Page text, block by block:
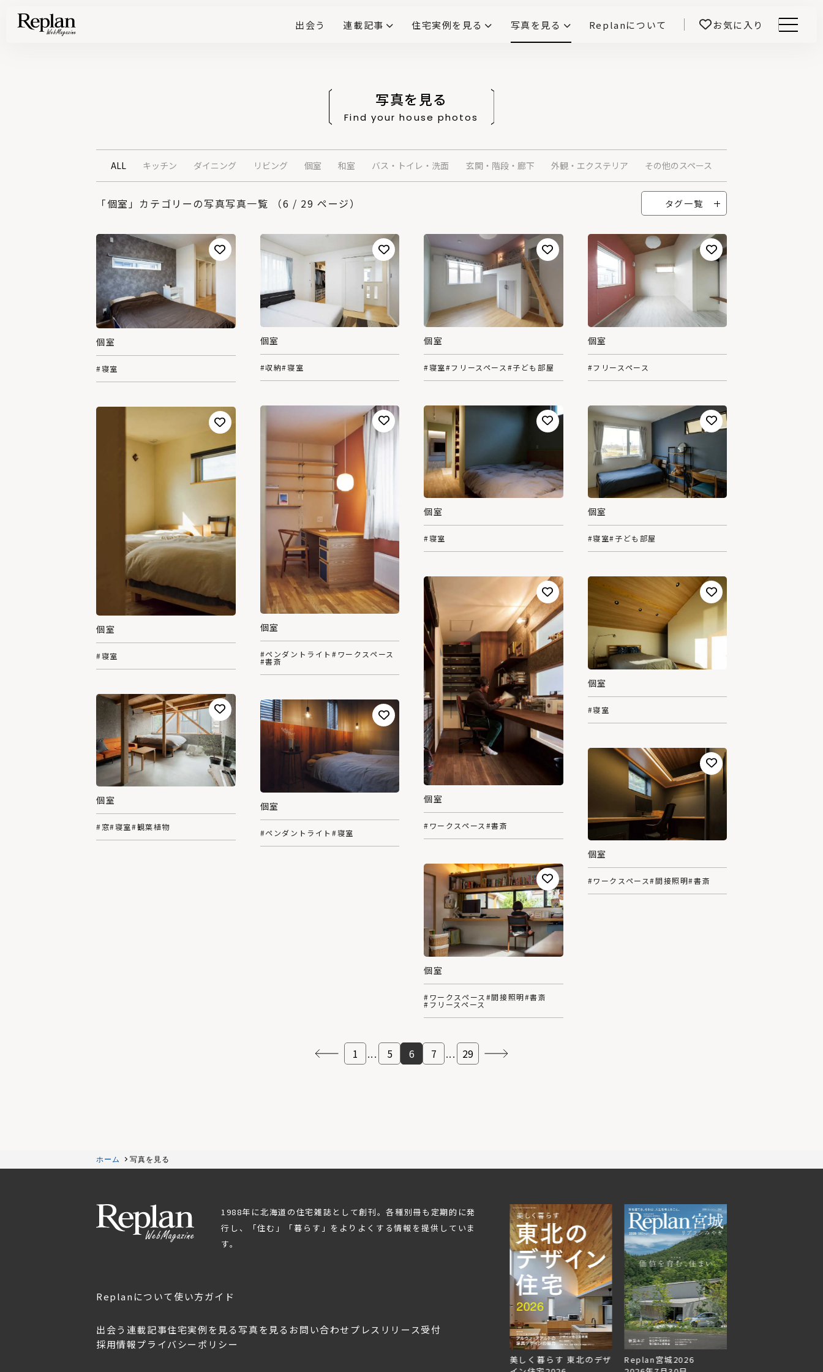
出会う 連載記事 住宅実例を見る 写真を見る Replanについて お気に入り
写真を見る
Find your house photos
ALL キッチン ダイニング リビング 個室 和室 バス・トイレ・洗面 玄関・階段・廊下 外観・エクステリア その他のスペース
「個室」カテゴリーの写真写真一覧 （6 / 29 ページ） タグ一覧
個室
#寝室
個室
#収納#寝室
個室
#寝室#フリースペース #子ども部屋
個室
#フリースペース
個室
#ペンダントライト #ワークスペース
#書斎
個室
#寝室
個室
#寝室#子ども部屋
個室
#寝室
個室
#ワークスペース #書斎
個室
#寝室
個室
#窓#寝室#観葉植物
個室
#ペンダントライト #寝室
個室
#ワークスペース#間接照明#書斎
個室
#ワークスペース #間接照明#書斎
#フリースペース
1 ... 5 6 7 ... 29
ホーム 写真を見る
1988年に北海道の住宅雑誌として創刊。各種別冊も定期的に発
行し、「住む」「暮らす」をよりよくする情報を提供していま
す。
Replanについて使い方ガイド
出会う 連載記事住宅実例を見る写真を見る お問い合わせ プレスリリース受付
採用情報プライバシーポリシー
美しく暮らす 東北のデザ
Replan宮城2026